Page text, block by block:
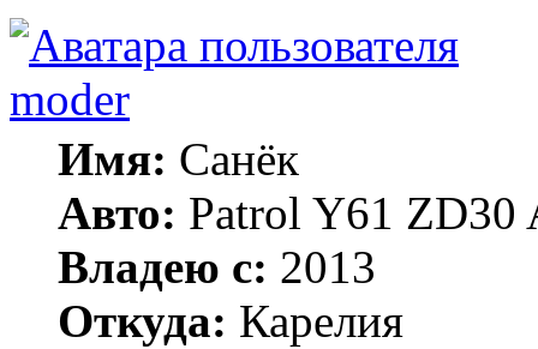
moder
Имя: Санёк
Авто: Patrol Y61 ZD30
Владею с: 2013
Откуда: Карелия